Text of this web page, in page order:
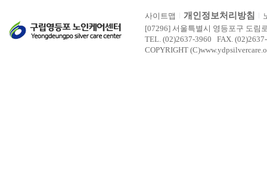
사이트맵 개인정보처리방침
[07296] 서울특별시 영등포구 도림
TEL. (02)2637-3960 FAX.
COPYRIGHT